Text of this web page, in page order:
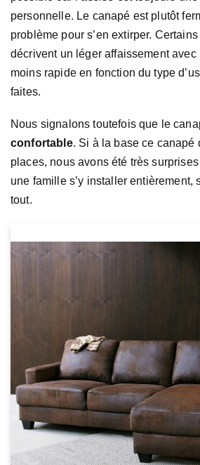
personnelle. Le canapé est plutôt
problème pour s’en extirper.
décrivent un léger affaissement avec
moins rapide en fonction du type
faites.
Nous signalons toutefois que le
confortable. Si à la base ce canapé
places, nous avons été très
une famille s’y installer entièrement,
tout.